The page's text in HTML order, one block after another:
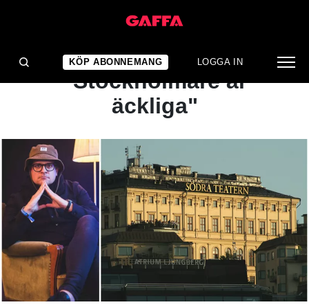
KÖP ABONNEMANG LOGGA IN
ARTIKEL
KRÖNIKA:
"Stockholmare är
äckliga"